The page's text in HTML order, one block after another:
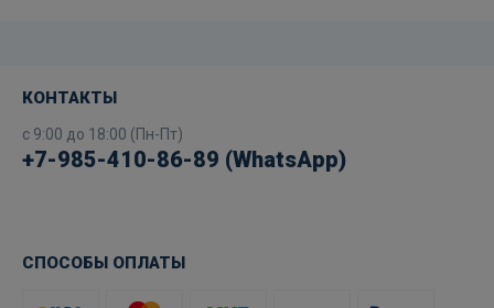
КОНТАКТЫ
с 9:00 до 18:00 (Пн-Пт)
+7-985-410-86-89 (WhatsApp)
СПОСОБЫ ОПЛАТЫ